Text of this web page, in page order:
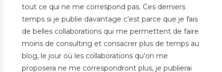
tout ce qui ne me correspond pas. Ces derniers
temps si je publie davantage c’est parce que je fais
de belles collaborations qui me permettent de faire
moins de consulting et consacrer plus de temps au
blog, le jour où les collaborations qu’on me
proposera ne me correspondront plus, je publierai